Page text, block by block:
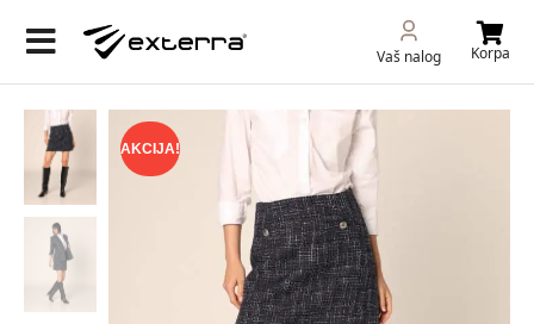
Vaš nalog Korpa
AKCIJA!